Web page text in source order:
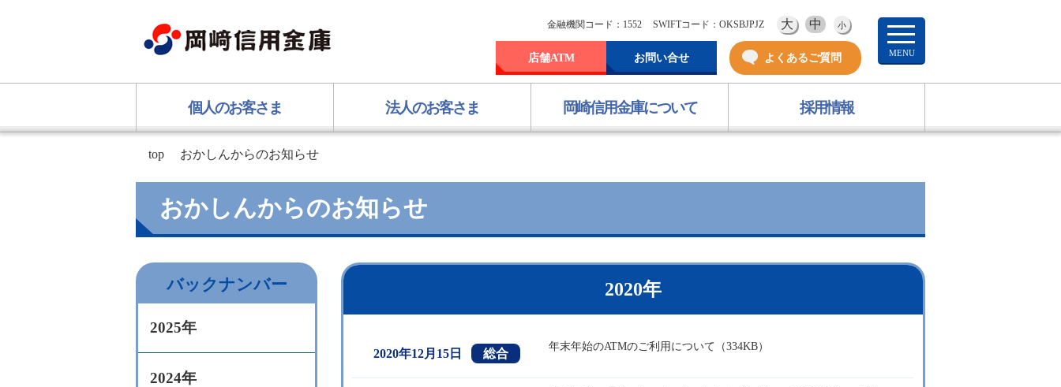
金融機関コード：1552 SWIFTコード：OKSBJPJZ 大 中 小
店舗ATM お問い合せ よくあるご質問
個人のお客さま 法人のお客さま 岡崎信用金庫について 採用情報
top おかしんからのお知らせ
おかしんからのお知らせ
2020年
2020年12月15日 総合
年末年始のATMのご利用について（334KB）
バックナンバー
2025年
2024年